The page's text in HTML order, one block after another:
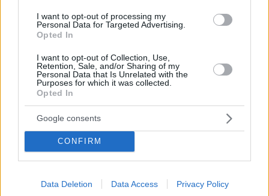
I want to opt-out of processing my
Personal Data for Targeted Advertising.
Opted In
I want to opt-out of Collection, Use,
Retention, Sale, and/or Sharing of my
Personal Data that Is Unrelated with the
Purposes for which it was collected.
Opted In
Google consents
CONFIRM
Data Deletion Data Access Privacy Policy